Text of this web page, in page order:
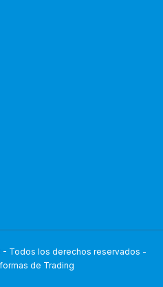
Todos los derechos reservados -
de Trading